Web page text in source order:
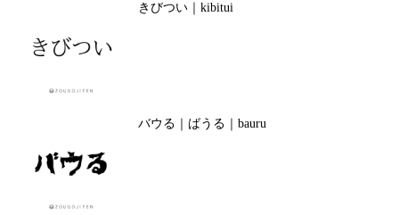
きびつい｜kibitui
バウる｜ばうる｜bauru